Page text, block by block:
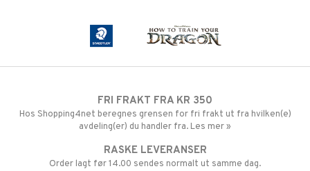
FRI FRAKT FRA KR 350
Hos Shopping4net beregnes grensen for fri frakt ut fra hvilken(e)
avdeling(er) du handler fra. Les mer »
RASKE LEVERANSER
Order lagt før 14.00 sendes normalt ut samme dag.